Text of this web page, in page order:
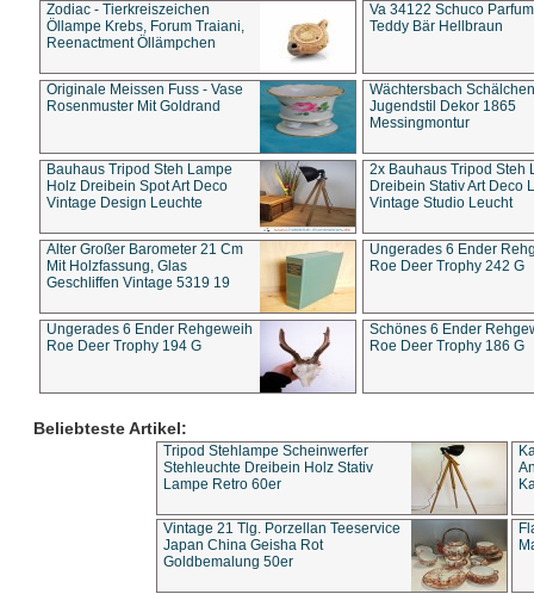
Zodiac - Tierkreiszeichen
Öllampe Krebs, Forum Traiani,
Reenactment Öllämpchen
Va 34122 Schuco
Teddy Bär Hellbraun
Originale Meissen Fuss - Vase
Rosenmuster Mit Goldrand
Wächtersbach Schälchen
Jugendstil Dekor 1865
Messingmontur
Bauhaus Tripod Steh Lampe
Holz Dreibein Spot Art Deco
Vintage Design Leuchte
2x Bauhaus Tripod Steh
Dreibein Stativ Art Deco
Vintage Studio Leucht
Alter Großer Barometer 21 Cm
Mit Holzfassung, Glas
Geschliffen Vintage 5319 19
Ungerades 6 Ender
Roe Deer Trophy 242 G
Ungerades 6 Ender Rehgeweih
Roe Deer Trophy 194 G
Schönes 6 Ender
Roe Deer Trophy 186 G
Beliebteste Artikel:
Tripod Stehlampe Scheinwerfer
Stehleuchte Dreibein Holz Stativ
Lampe Retro 60er
Vintage 21 Tlg. Porzellan Teeservice
Japan China Geisha Rot
Goldbemalung 50er